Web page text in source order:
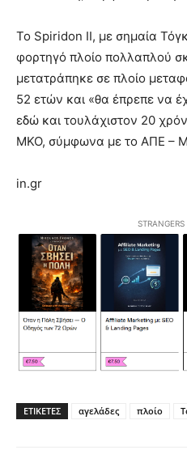
Το Spiridon II, με σημαία
φορτηγό πλοίο πολλαπλού
μετατράπηκε σε πλοίο
52 ετών και «θα έπρεπε να
εδώ και τουλάχιστον 20
ΜΚΟ, σύμφωνα με το ΑΠΕ –
in.gr
ΕΤΙΚΕΤΕΣ αγελάδες πλοίο